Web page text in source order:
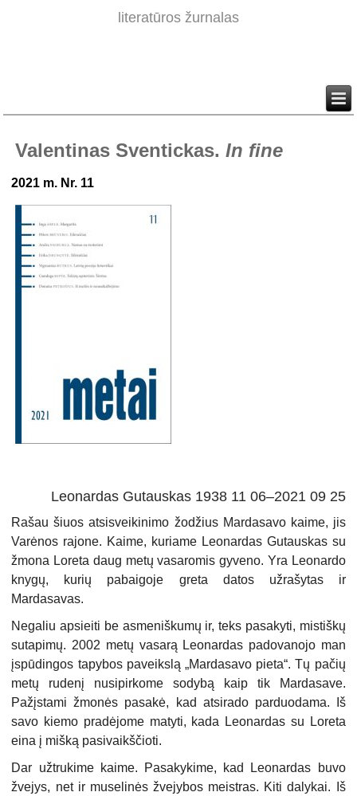
literatūros žurnalas
Valentinas Sventickas.In fine
2021 m. Nr. 11
Leonardas Gutauskas 1938 11 06–2021 09 25
Rašau šiuos atsisveikinimo žodžius Mardasavo kaime, jis
Varėnos rajone. Kaime, kuriame Leonardas Gutauskas su
žmona Loreta daug metų vasaromis gyveno. Yra Leonardo
knygų, kurių pabaigoje greta datos užrašytas ir
Mardasavas.
Negaliu apsieiti be asmeniškumų ir, teks pasakyti, mistiškų
sutapimų. 2002 metų vasarą Leonardas padovanojo man
įspūdingos tapybos paveikslą „Mardasavo pieta“. Tų pačių
metų rudenį nusipirkome sodybą kaip tik Mardasave.
Pažįstami žmonės pasakė, kad atsirado parduodama. Iš
savo kiemo pradėjome matyti, kada Leonardas su Loreta
eina į mišką pasivaikščioti.
Dar užtrukime kaime. Pasakykime, kad Leonardas buvo
žvejys, net ir muselinės žvejybos meistras. Kiti dalykai. Iš